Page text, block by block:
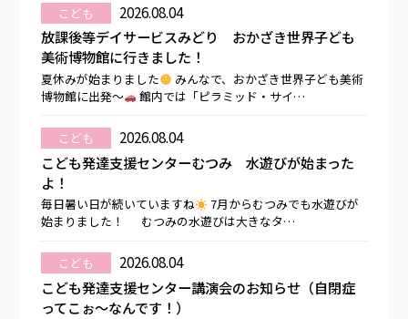
こども
2026.08.04
放課後等デイサービスみどり おかざき世界子ども
美術博物館に行きました！
夏休みが始まりました
みんなで、おかざき世界子ども美術
博物館に出発～
館内では「ピラミッド・サイ…
こども
2026.08.04
こども発達支援センターむつみ 水遊びが始まった
よ！
毎日暑い日が続いていますね
7月からむつみでも水遊びが
始まりました！ むつみの水遊びは大きなタ…
こども
2026.08.04
こども発達支援センター講演会のお知らせ（自閉症
ってこぉ～なんです！）